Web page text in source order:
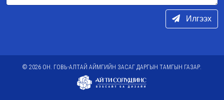
Илгээх
© 2026 ОН. ГОВЬ-АЛТАЙ АЙМГИЙН ЗАСАГ ДАРГЫН ТАМГЫН ГАЗАР.